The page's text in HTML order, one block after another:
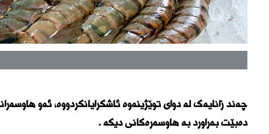
چەند زانایەک لە دوای توێژینەوە ئاشکرایانکردووە، ئەو
دەبێت بەراورد بە هاوسەرەکانی دیکە .